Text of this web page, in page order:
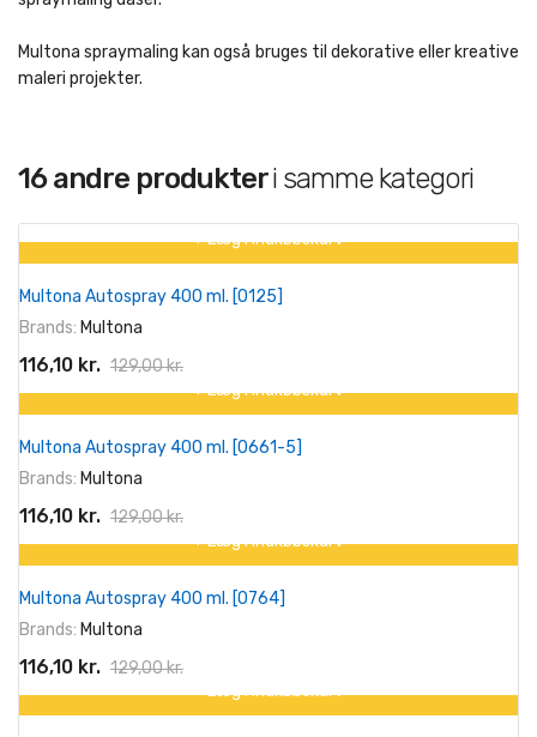
Multona spraymaling kan også bruges til dekorative eller kreative
maleri projekter.
16 andre produkteri samme kategori
På tilbud!
-10%
+ Læg I Indkøbskurv
Multona Autospray 400 ml. [0125]
Brands: Multona
116,10 kr. 129,00 kr.
På tilbud!
-10%
+ Læg I Indkøbskurv
Multona Autospray 400 ml. [0661-5]
Brands: Multona
116,10 kr. 129,00 kr.
På tilbud!
-10%
+ Læg I Indkøbskurv
Multona Autospray 400 ml. [0764]
Brands: Multona
116,10 kr. 129,00 kr.
På tilbud!
+ Læg I Indkøbskurv